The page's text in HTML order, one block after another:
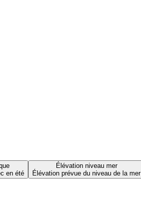
en été
Élévation niveau mer
Élévation prévue du niveau de la mer